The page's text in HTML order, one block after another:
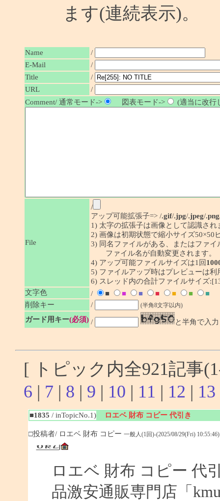
ます(連続表示)。
Name
/
E-Mail
/
Title
/
URL
/
Comment/ 通常モード->
図表モード-> (適当に改行
File
/
アップ可能拡張子=> /.gif/.jpg/.jpeg/.png
1) 太字の拡張子は画像として認識され
2) 画像は初期状態で縮小サイズ50×50
3) 同名ファイルがある、またはファ
ファイル名が自動変更されます。
4) アップ可能ファイルサイズは1回
5) ファイルアップ時はプレビューは利
6) スレッド内の合計ファイルサイズ
文字色
/ ■ ■ ■ ■ ■ ■
■
削除キー
/ (半角8文字以内)
ガード用キー(必須) / と半角で入力
[ トピック内全921記
6 | 7 | 8 | 9 | 10 | 11 | 12 | 13
■1835 / inTopicNo.1) ロエベ 財布 コピー 代引き
□投稿者/ ロエベ 財布 コピー 一般人(1回)-(2025/08/29(Fri) 10:55:46)
ロエベ 財布 コピー 代
品激安通販専門店「